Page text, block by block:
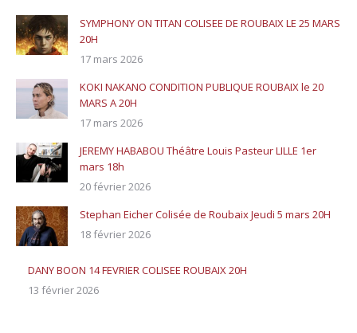
SYMPHONY ON TITAN COLISEE DE ROUBAIX LE 25 MARS
20H
17 mars 2026
KOKI NAKANO CONDITION PUBLIQUE ROUBAIX le 20
MARS A 20H
17 mars 2026
JEREMY HABABOU Théâtre Louis Pasteur LILLE 1er
mars 18h
20 février 2026
Stephan Eicher Colisée de Roubaix Jeudi 5 mars 20H
18 février 2026
DANY BOON 14 FEVRIER COLISEE ROUBAIX 20H
13 février 2026